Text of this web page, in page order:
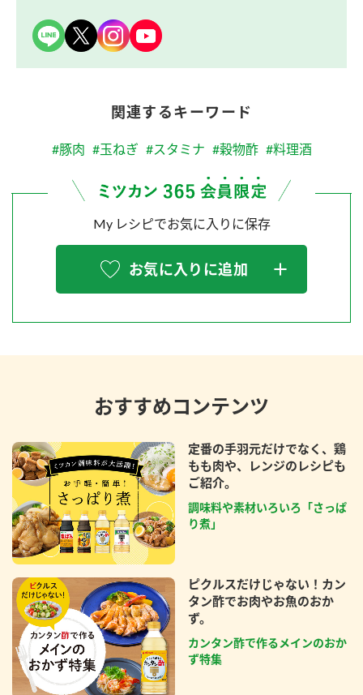
関連するキーワード
#豚肉 #玉ねぎ #スタミナ #穀物酢 #料理酒
My レシピでお気に入りに保存
お気に入りに追加
おすすめコンテンツ
定番の手羽元だけでなく、鶏
もも肉や、レンジのレシピも
ご紹介。
調味料や素材いろいろ「さっぱ
り煮」
ピクルスだけじゃない！カン
タン酢でお肉やお魚のおか
ず。
カンタン酢で作るメインのおか
ず特集